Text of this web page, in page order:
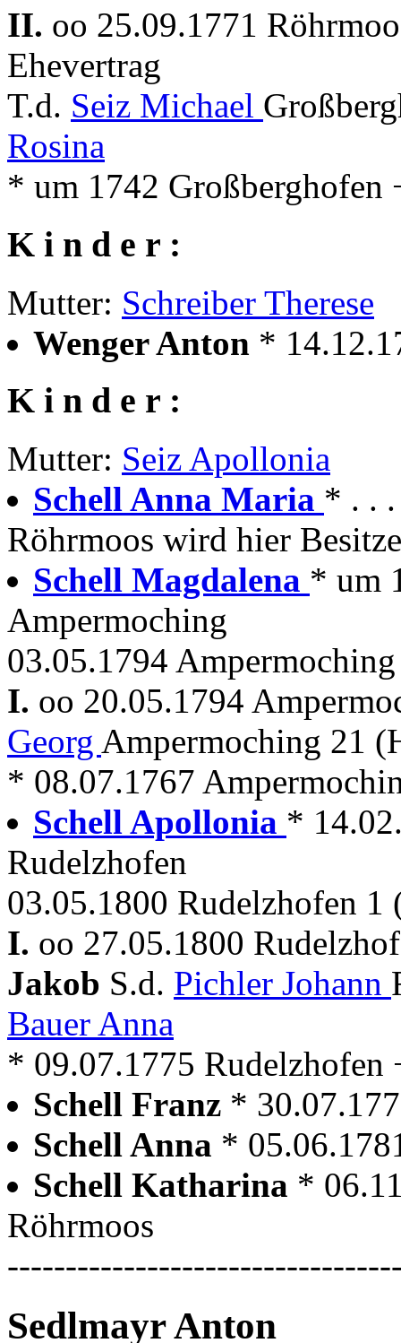
II. oo 25.09.1771
Ehevertrag
T.d. Seiz Michael
Rosina
* um 1742 Großberghofen
K i n d e r :
Mutter: Schreiber Therese
Wenger Anton *
K i n d e r :
Mutter: Seiz Apollonia
Schell Anna Maria * . . .
Röhrmoos wird hier
Schell Magdalena * um
Ampermoching
03.05.1794
I. oo 20.05.1794
Georg Ampermoching 21
* 08.07.1767
Schell Apollonia *
Rudelzhofen
03.05.1800 Rudelzhofen 1
I. oo 27.05.1800
Jakob S.d. Pichler Johann
Bauer Anna
* 09.07.1775 Rudelzhofen
Schell Franz *
Schell Anna *
Schell Katharina *
Röhrmoos
Sedlmayr Anton